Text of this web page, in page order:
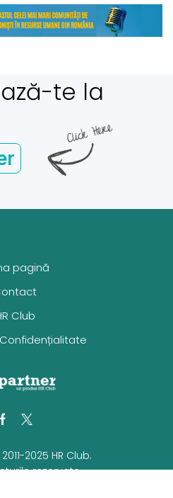
te la
pagină
Club
Facebook
Twitter
2025 HR Club.
rezervate